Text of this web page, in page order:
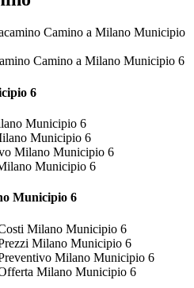
Camino a Milano Municipio 6
6
Municipio 6
Municipio 6
Milano Municipio 6
Municipio 6
Municipio 6
Milano Municipio 6
Milano Municipio 6
Milano Municipio 6
Milano Municipio 6